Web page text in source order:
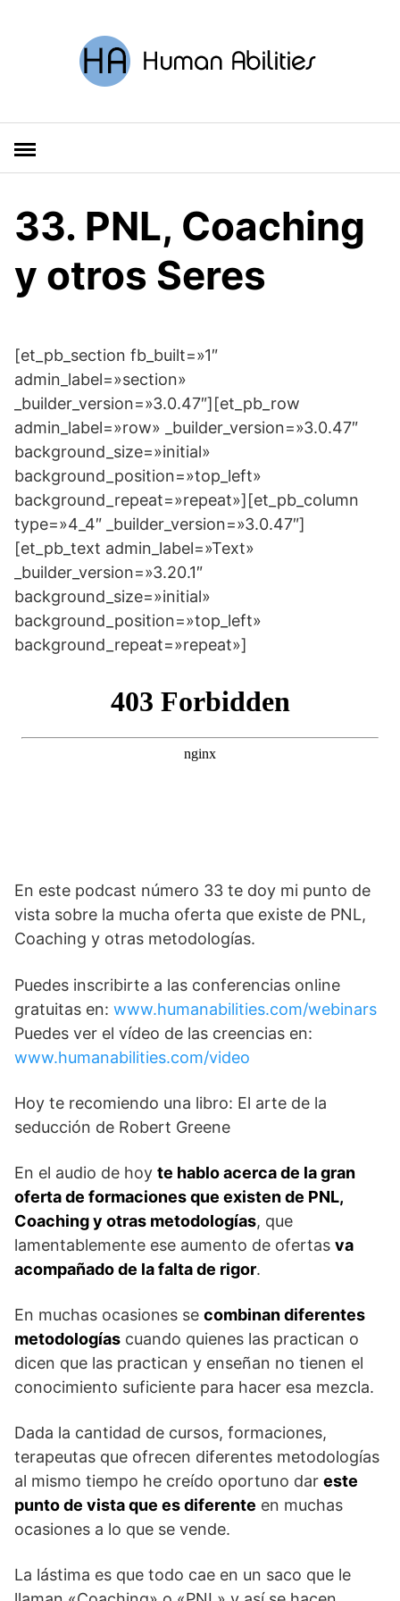
33. PNL, Coaching
y otros Seres
[et_pb_section fb_built=»1″
admin_label=»section»
_builder_version=»3.0.47″][et_pb_row
admin_label=»row» _builder_version=»3.0.47″
background_size=»initial»
background_position=»top_left»
background_repeat=»repeat»][et_pb_column
type=»4_4″ _builder_version=»3.0.47″]
[et_pb_text admin_label=»Text»
_builder_version=»3.20.1″
background_size=»initial»
background_position=»top_left»
background_repeat=»repeat»]
En este podcast número 33 te doy mi punto de
vista sobre la mucha oferta que existe de PNL,
Coaching y otras metodologías.
Puedes inscribirte a las conferencias online
gratuitas en: www.humanabilities.com/webinars
Puedes ver el vídeo de las creencias en:
www.humanabilities.com/video
Hoy te recomiendo una libro: El arte de la
seducción de Robert Greene
En el audio de hoy te hablo acerca de la gran
oferta de formaciones que existen de PNL,
Coaching y otras metodologías, que
lamentablemente ese aumento de ofertas va
acompañado de la falta de rigor.
En muchas ocasiones se combinan diferentes
metodologías cuando quienes las practican o
dicen que las practican y enseñan no tienen el
conocimiento suficiente para hacer esa mezcla.
Dada la cantidad de cursos, formaciones,
terapeutas que ofrecen diferentes metodologías
al mismo tiempo he creído oportuno dar este
punto de vista que es diferente en muchas
ocasiones a lo que se vende.
La lástima es que todo cae en un saco que le